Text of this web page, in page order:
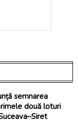
semnarea
două loturi